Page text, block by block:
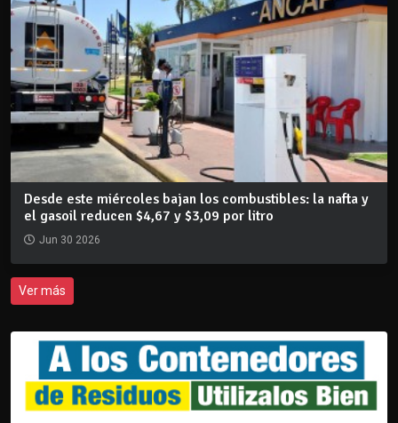
Desde este miércoles bajan los combustibles: la nafta y
el gasoil reducen $4,67 y $3,09 por litro
Jun 30 2026
Ver más